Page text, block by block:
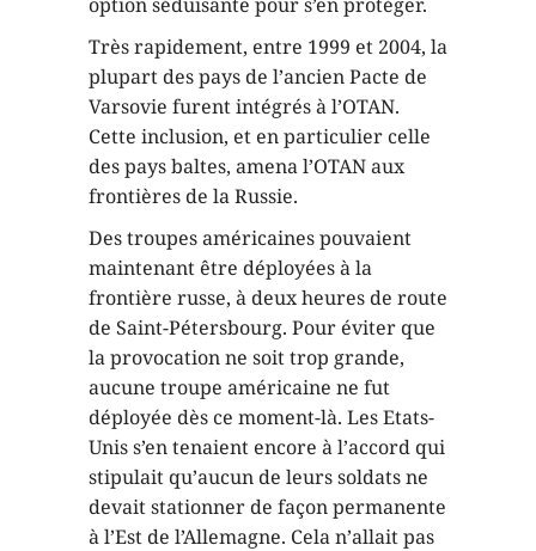
Très rapidement, entre 1999 et 2004, la
plupart des pays de l’ancien Pacte de
Varsovie furent intégrés à l’OTAN.
Cette inclusion, et en particulier celle
des pays baltes, amena l’OTAN aux
frontières de la Russie.
Des troupes américaines pouvaient
maintenant être déployées à la
frontière russe, à deux heures de route
de Saint-Pétersbourg. Pour éviter que
la provocation ne soit trop grande,
aucune troupe américaine ne fut
déployée dès ce moment-là. Les Etats-
Unis s’en tenaient encore à l’accord qui
stipulait qu’aucun de leurs soldats ne
devait stationner de façon permanente
à l’Est de l’Allemagne. Cela n’allait pas